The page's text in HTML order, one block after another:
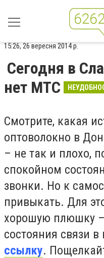
15:26, 26 вересня 2014 р.
Сегодня в
нет МТС
Смотрите, какая
оптоволокно в
– не так и плохо,
спокойном
звонки. Но к
привыкать. Для
хорошую плюшку
состояния связи
ссылку.